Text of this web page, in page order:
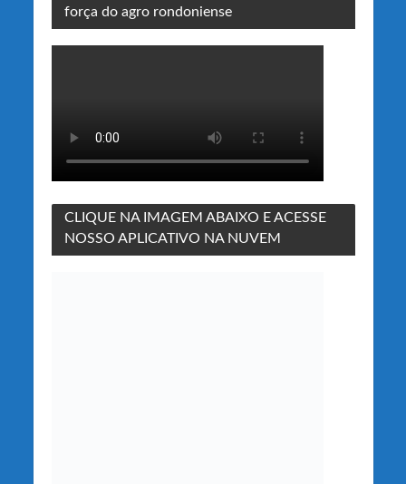
força do agro rondoniense
CLIQUE NA IMAGEM ABAIXO E ACESSE
NOSSO APLICATIVO NA NUVEM